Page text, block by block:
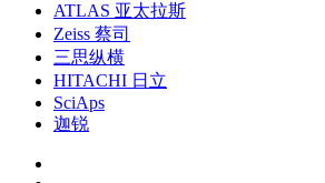
ATLAS 亚太拉斯
Zeiss 蔡司
三思纵横
HITACHI 日立
SciAps
迦锐